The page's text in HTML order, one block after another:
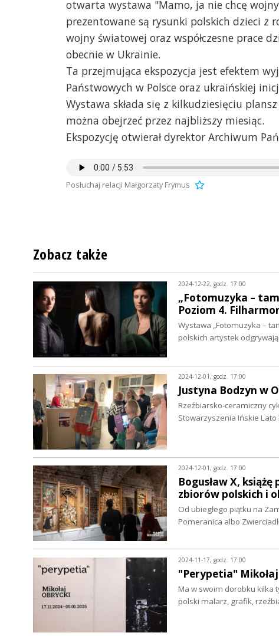
otwarta wystawa "Mamo, ja nie chcę
prezentowane są rysunki polskich dzieci z
wojny światowej oraz współczesne prace
obecnie w Ukrainie.
Ta przejmująca ekspozycja jest efektem
Państwowych w Polsce oraz ukraińskiej
Wystawa składa się z kilkudziesięciu
można obejrzeć przez najbliższy miesiąc.
Ekspozycję otwierał dyrektor Archiwum
Posłuchaj relacji Małgorzaty Frymus
Zobacz także
2024-12-22, godz. 17:00
„Fotomuzyka –
Poziom 4.
Wystawa „Fotomuzyka –
polskich artystek
2024-12-01, godz. 17:00
Justyna Bodzyn w
Rzeźbiarsko-ceramiczny
Stowarzyszenia Ińskie
2024-12-01, godz. 17:00
Bogusław X,
zbiorów polskich i
Od ubiegłego piątku na
Pomeranica albo
2024-11-17, godz. 17:00
"Perypetia"
Ma w swoim dorobku kilka
polski malarz, grafik,